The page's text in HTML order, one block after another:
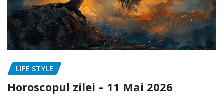
LIFE STYLE
Horoscopul zilei – 11 Mai 2026